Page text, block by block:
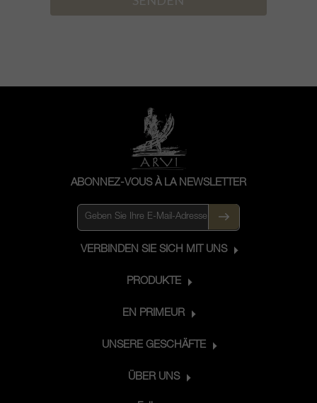
ABONNEZ-VOUS À LA NEWSLETTER
VERBINDEN SIE SICH MIT UNS
PRODUKTE
EN PRIMEUR
UNSERE GESCHÄFTE
ÜBER UNS